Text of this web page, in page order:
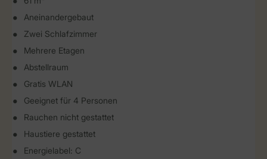
Aneinandergebaut
Zwei Schlafzimmer
Mehrere Etagen
Abstellraum
Gratis WLAN
Geeignet für 4 Personen
Rauchen nicht gestattet
Haustiere gestattet
Energielabel: C